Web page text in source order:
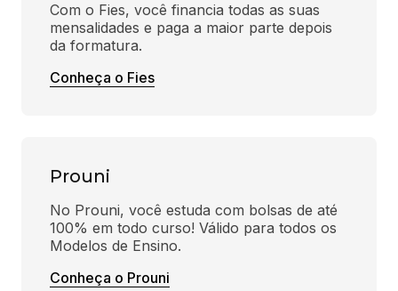
Com o Fies, você financia todas as suas
mensalidades e paga a maior parte depois
da formatura.
Conheça o Fies
Prouni
No Prouni, você estuda com bolsas de até
100% em todo curso! Válido para todos os
Modelos de Ensino.
Conheça o Prouni